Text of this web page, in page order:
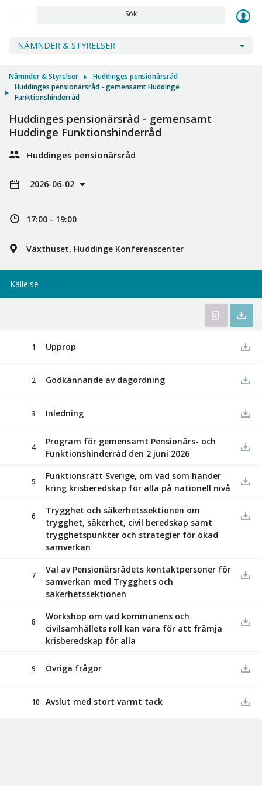
Sök
NÄMNDER & STYRELSER
Nämnder & Styrelser
Huddinges pensionärsråd
Huddinges pensionärsråd - gemensamt Huddinge
Funktionshinderråd
Huddinges pensionärsråd - gemensamt
Huddinge Funktionshinderråd
Huddinges pensionärsråd
2026-06-02
17:00 - 19:00
Växthuset, Huddinge Konferenscenter
Kallelse
1 Upprop
2 Godkännande av dagordning
3 Inledning
4
Program för gemensamt Pensionärs- och
Funktionshinderråd den 2 juni 2026
5
Funktionsrätt Sverige, om vad som händer
kring krisberedskap för alla på nationell nivå
6
Trygghet och säkerhetssektionen om
trygghet, säkerhet, civil beredskap samt
trygghetspunkter och strategier för ökad
samverkan
7
Val av Pensionärsrådets kontaktpersoner för
samverkan med Trygghets och
säkerhetssektionen
8
Workshop om vad kommunens och
civilsamhällets roll kan vara för att främja
krisberedskap för alla
9 Övriga frågor
10 Avslut med stort varmt tack